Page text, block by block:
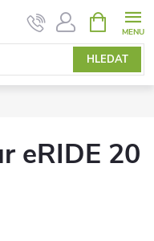
HLEDAT
NÁKUPNÍ
KOŠÍK
eRIDE 20